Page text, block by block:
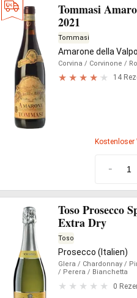
Tommasi
2021
Tommasi
Amarone della
Corvina / Corvinone /
14
Kostenloser
-
Toso Prosecco
Extra Dry
Toso
Prosecco (Italien)
Glera / Chardonnay /
/ Perera / Bianchetta
0